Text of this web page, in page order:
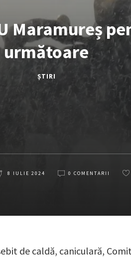
Maramureș
următoare
ȘTIRI
8 IULIE 2024 0 COMENTARII
de caldă, caniculară,